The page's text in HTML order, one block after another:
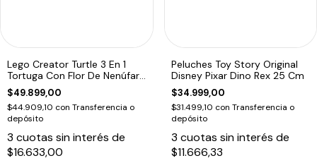
Lego Creator Turtle 3 En 1
Tortuga Con Flor De Nenúfar
31377
$49.899,00
$44.909,10 con Transferencia o
depósito
3 cuotas sin interés de
$16.633,00
Peluches Toy Story Original
Disney Pixar Dino Rex 25 Cm
$34.999,00
$31.499,10 con Transferencia o
depósito
3 cuotas sin interés de
$11.666,33